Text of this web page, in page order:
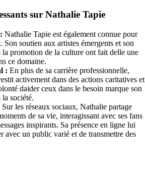
sur Nathalie Tapie
Nathalie Tapie est également connue pour
Son soutien aux artistes émergents et son
la promotion de la culture ont fait delle une
ce domaine.
: En plus de sa carrière professionnelle,
activement dans des actions caritatives et
daider ceux dans le besoin marque son
la société.
Sur les réseaux sociaux, Nathalie partage
de sa vie, interagissant avec ses fans
inspirants. Sa présence en ligne lui
avec un public varié et de transmettre des